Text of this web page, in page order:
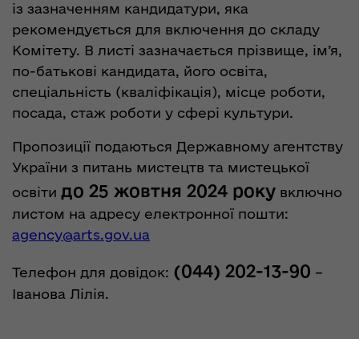
із зазначенням кандидатури, яка
рекомендується для включення до складу
Комітету. В листі зазначається прізвище, ім’я,
по-батькові кандидата, його освіта,
спеціальність (кваліфікація), місце роботи,
посада, стаж роботи у сфері культури.
Пропозиції подаються Державному агентству
України з питань мистецтв та мистецької
освіти до 25 жовтня 2024 року включно
листом на адресу електронної пошти:
agency@arts.gov.ua
Телефон для довідок: (044) 202-13-90 –
Іванова Лілія.